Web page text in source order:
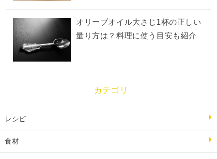
オリーブオイル大さじ1杯の正しい
量り方は？料理に使う目安も紹介
カテゴリ
レシピ
食材